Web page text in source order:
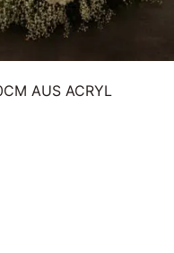
AUS ACRYL